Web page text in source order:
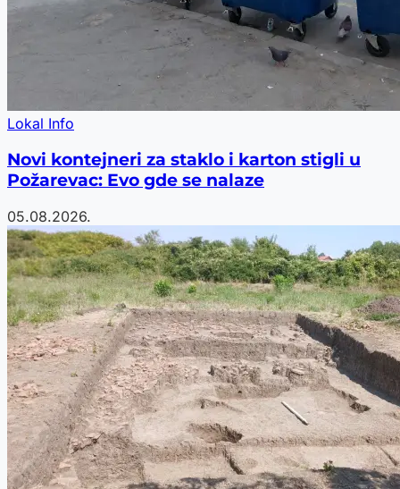
Lokal Info
Novi kontejneri za staklo i karton stigli u
Požarevac: Evo gde se nalaze
05.08.2026.